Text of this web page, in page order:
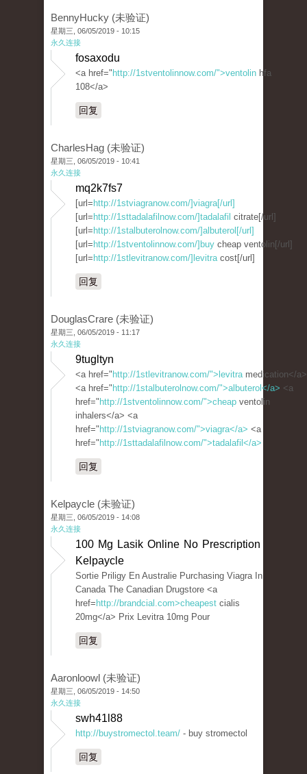
BennyHucky (未验证)
星期三, 06/05/2019 - 10:15
永久连接
fosaxodu
<a href=" http://1stventolinnow.com/">ventolin hfa
108</a>
回复
CharlesHag (未验证)
星期三, 06/05/2019 - 10:41
永久连接
mq2k7fs7
[url= http://1stviagranow.com/]viagra[/url]
[url= http://1sttadalafilnow.com/]tadalafil citrate[/url]
[url= http://1stalbuterolnow.com/]albuterol[/url]
[url= http://1stventolinnow.com/]buy cheap ventolin[/url]
[url= http://1stlevitranow.com/]levitracost[/url]
回复
DouglasCrare (未验证)
星期三, 06/05/2019 - 11:17
永久连接
9tugltyn
<a href=" http://1stlevitranow.com/">levitramedication</a>
<a href=" http://1stalbuterolnow.com/">albuterol</a> <a
href=" http://1stventolinnow.com/">cheap ventolin
inhalers</a> <a
href=" http://1stviagranow.com/">viagra</a> <a
href=" http://1sttadalafilnow.com/">tadalafil</a>
回复
Kelpaycle (未验证)
星期三, 06/05/2019 - 14:08
永久连接
100 Mg Lasik Online No Prescription
Kelpaycle
Sortie Priligy En Australie Purchasing Viagra In
Canada The Canadian Drugstore <a
href= http://brandcial.com>cheapest cialis
20mg</a> Prix Levitra 10mg Pour
回复
Aaronloowl (未验证)
星期三, 06/05/2019 - 14:50
永久连接
swh41l88
http://buystromectol.team/ - buy stromectol
回复